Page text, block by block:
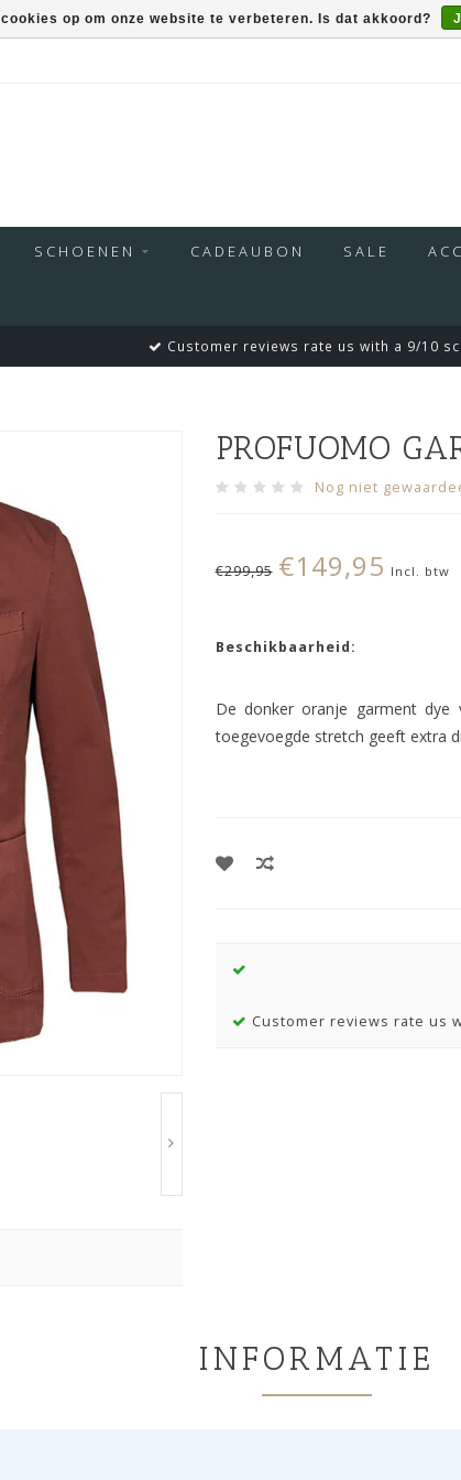
SCHOENEN CADEAUBON SALE
Customer reviews rate us with a 9/10
PROFUOMO
Nog niet
€299,95 €149,95 Incl. btw
Beschikbaarheid:
De donker oranje garment
toegevoegde stretch geeft extra
Customer reviews rate us
INFORMATIE
op om onze website te verbeteren. Is dat akkoord?